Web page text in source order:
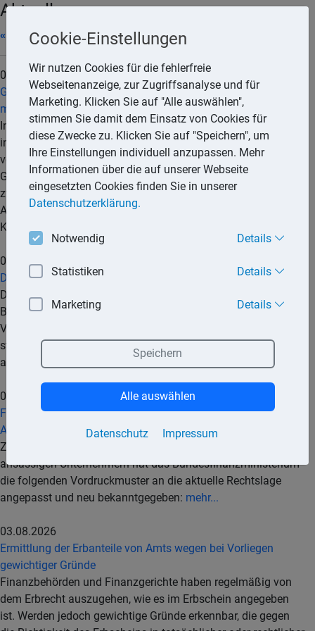
Aktuell
« 07/2026
06.08.2026
Gesetzentwurf: Internationaler Datenaustausch über Handel
mit Kryptowerten
Informationen über den Handel mit Kryptowerten sollen
international regelmäßig ausgetauscht werden. Dies sieht der
von der Bundesregierung eingebrachte Entwurf eines
Gesetzes zu der Mehrseitigen Vereinbarung vom 8. Juni 2023
zwischen den zuständigen Behörden über den automatischen
Austausch von Informationen nach dem Melderahmen für
Kryptowerte () vor.
05.08.2026
Die wichtigsten Steuern im internationalen Vergleich 2025
Das Bundesfinanzministerium (BMF) hat eine Neuauflage der
Broschüre »Die wichtigsten Steuern im internationalen
Vergleich« veröffentlicht, die einen Überblick über zentrale
steuerpolitische Indikatoren in EU- und einigen anderen
ausgewählten Industriestaaten gibt.
04.08.2026
Fragebogen zur umsatzsteuerlichen Erfassung von im
Ausland ansässigen Unternehmern
Zur umsatzsteuerlichen Erfassung von im Ausland
ansässigen Unternehmern hat das Bundesfinanzministerium
die folgenden Vordruckmuster an die aktuelle Rechtslage
angepasst und neu bekanntgegeben: mehr...
03.08.2026
Ermittlung der Erbanteile von Amts wegen bei Vorliegen
gewichtiger Gründe
Finanzbehörden und Finanzgerichte haben regelmäßig von
dem Erbrecht auszugehen, wie es im Erbschein angegeben
ist. Werden jedoch gewichtige Gründe erkennbar, die gegen
Cookie-Einstellungen
Wir nutzen Cookies für die fehlerfreie
Webseitenanzeige, zur Zugriffsanalyse und für
Marketing. Klicken Sie auf "Alle auswählen",
stimmen Sie damit dem Einsatz von Cookies für
diese Zwecke zu. Klicken Sie auf "Speichern", um
Ihre Einstellungen individuell anzupassen. Mehr
Informationen über die auf unserer Webseite
eingesetzten Cookies finden Sie in unserer
Datenschutzerklärung.
Notwendig Details
Statistiken Details
Marketing Details
Datenschutz Impressum
Speichern
Alle auswählen